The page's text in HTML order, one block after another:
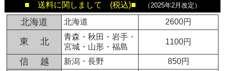
■ 送料に関しまして (税込)■ （2025年2月改定）
北海道 北海道 2600円
東 北
青森・秋田・岩手・
宮城・山形・福島
1100円
信 越 新潟・長野 850円